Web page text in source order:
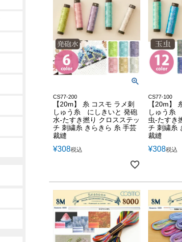
CS77-200
【20m】 糸 コスモ ラメ刺
しゅう糸 にしきいと 発砲
水-たすき撚り クロスステッ
チ 刺繍糸 きらきら 糸 手芸
裁縫
¥308税込
CS77-100
【20m】
しゅう糸
虫-たすき
チ 刺繍糸
裁縫
¥308税込